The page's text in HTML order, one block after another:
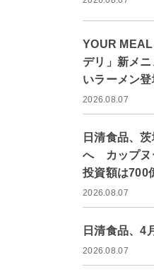
YOUR
デリ」新メ
いラーメン
2026.08.07
日清食品、
へ カップヌ
投資額は700
2026.08.07
日清食品、4
2026.08.07